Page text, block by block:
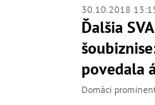
30.10.2018
Ďalšia
povedala
Domáci